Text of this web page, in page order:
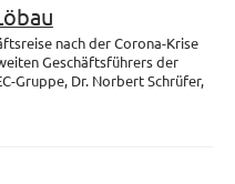
nach der Corona-Krise
Geschäftsführers der
Gruppe, Dr. Norbert Schrüfer,